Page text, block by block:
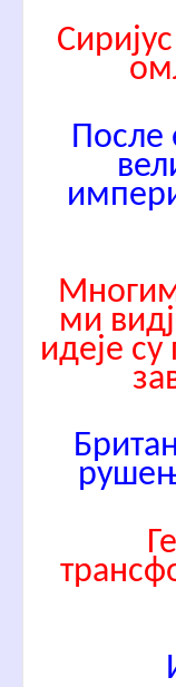
После
ми
идеје